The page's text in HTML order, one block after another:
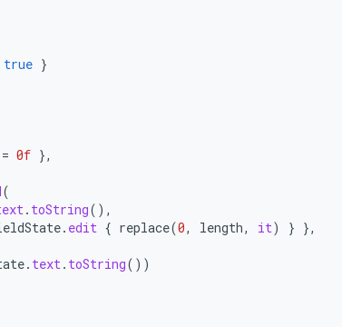
true }
= 0f },
(
. toString(),
. edit { replace(0, length, it) } },
. text. toString())